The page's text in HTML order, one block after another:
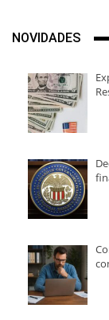
NOVIDADES